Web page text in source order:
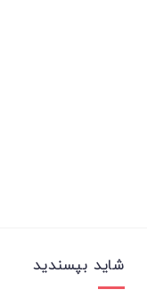
شاید بپسندید